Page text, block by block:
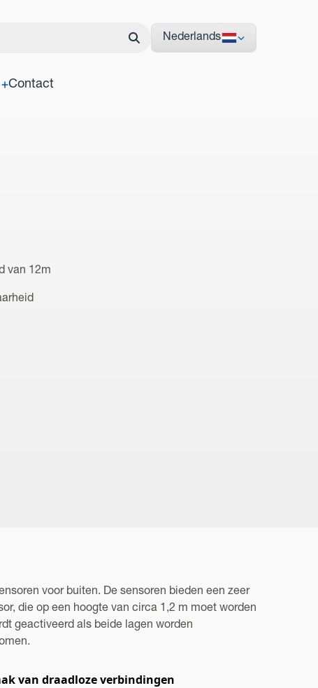
Nederlands
Contact
van 12m
voor buiten. De sensoren bieden een zeer
die op een hoogte van circa 1,2 m moet worden
geactiveerd als beide lagen worden
van draadloze verbindingen